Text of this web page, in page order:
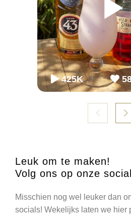
Leuk om te maken!
Volg ons op onze
Misschien nog wel leuker dan
socials! Wekelijks laten we hier
▶
425K
98K
86K
2.2M
65K
65K